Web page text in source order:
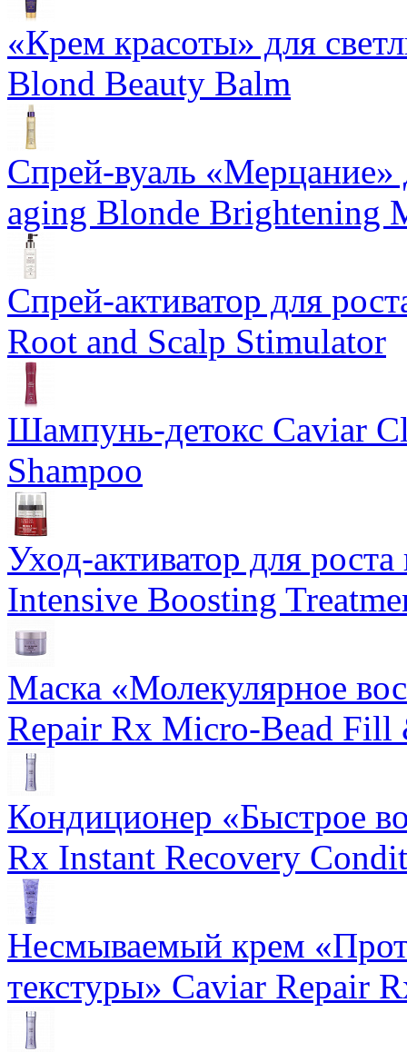
«Крем красоты» для
Blond Beauty Balm
Спрей-вуаль «Мерцание»
aging Blonde Brightening
Спрей-активатор для
Root and Scalp Stimulator
Шампунь-детокс Caviar
Shampoo
Уход-активатор для
Intensive Boosting
Маска «Молекулярное
Repair Rx Micro-Bead Fill
Кондиционер «Быстрое
Rx Instant Recovery
Несмываемый крем
текстуры» Caviar Repair